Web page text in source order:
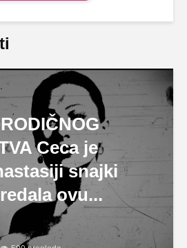
Ceca je
snajki
ovu...